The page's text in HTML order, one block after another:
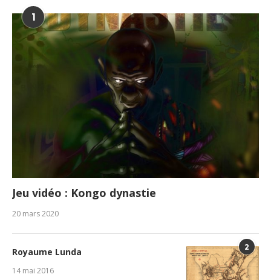
1
Jeu vidéo : Kongo dynastie
20 mars 2020
2
Royaume Lunda
14 mai 2016